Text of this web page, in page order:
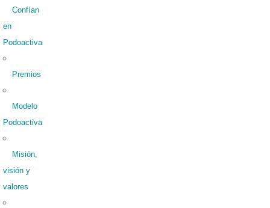
Confían
en
Podoactiva
Premios
Modelo
Podoactiva
Misión,
visión y
valores